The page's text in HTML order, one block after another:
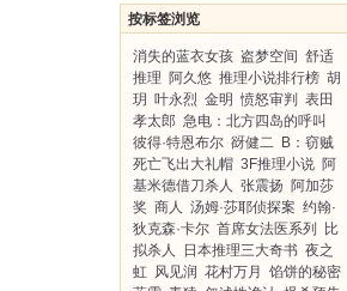
按标签浏览
消失的蓝衣女孩 盗梦空间 舒适
推理 阿久悠 推理小说排行榜 胡
玥 叶永烈 金明 愤怒审判
表田
孝太郎 急电：北方四岛的呼叫
彼得·特恩布尔 谺健二 B：窃贼
死亡飞出大礼帽 3F推理小说 阿
基米德借刀杀人 张震扬 阿加莎
奖 商人 汤姆·莎耶侦探案 约翰·
狄克森·卡尔 首席女法医系列
比
拟杀人
日本推理三大奇书 夜之
虹 风见润 花村万月
馅饼的秘密